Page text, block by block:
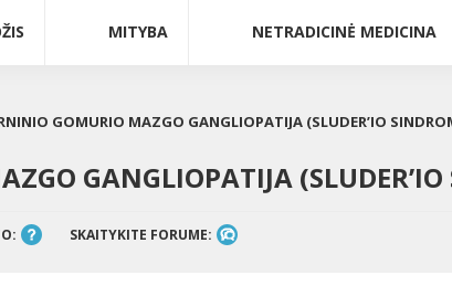
MITYBA NETRADICINĖ MEDICINA
GOMURIO MAZGO GANGLIOPATIJA (SLUDER’IO
GANGLIOPATIJA
SKAITYKITE FORUME: